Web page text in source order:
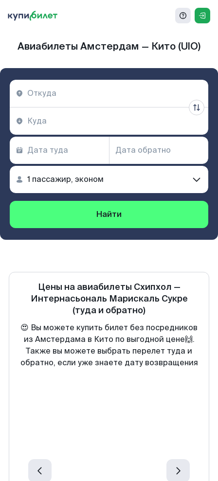
Авиабилеты Амстердам — Кито (UIO)
Найти
Цены на авиабилеты Схипхол —
Интернасьональ Марискаль Сукре
(туда и обратно)
😍 Вы можете купить билет без посредников
из Амстердама в Кито по выгодной цене🙌.
Также вы можете выбрать перелет туда и
обратно, если уже знаете дату возвращения